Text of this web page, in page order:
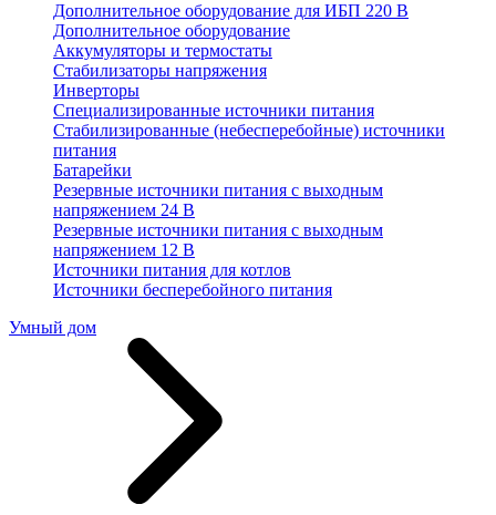
Дополнительное оборудование для ИБП 220 В
Дополнительное оборудование
Аккумуляторы и термостаты
Стабилизаторы напряжения
Инверторы
Специализированные источники питания
Стабилизированные (небесперебойные) источники
питания
Батарейки
Резервные источники питания с выходным
напряжением 24 В
Резервные источники питания с выходным
напряжением 12 В
Источники питания для котлов
Источники бесперебойного питания
Умный дом